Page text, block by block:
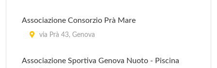
Associazione Pleine Forme
Associazione Consorzio Prà Mare
via Prà 43, Genova
Associazione Sportiva Genova Nuoto - Piscina